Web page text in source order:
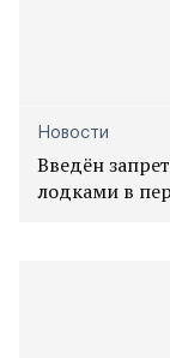
Новости
Введён
лодками в